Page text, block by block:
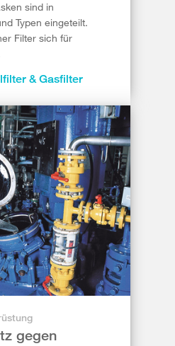
sind in
Typen eingeteilt.
Filter sich für
& Gasfilter
gegen